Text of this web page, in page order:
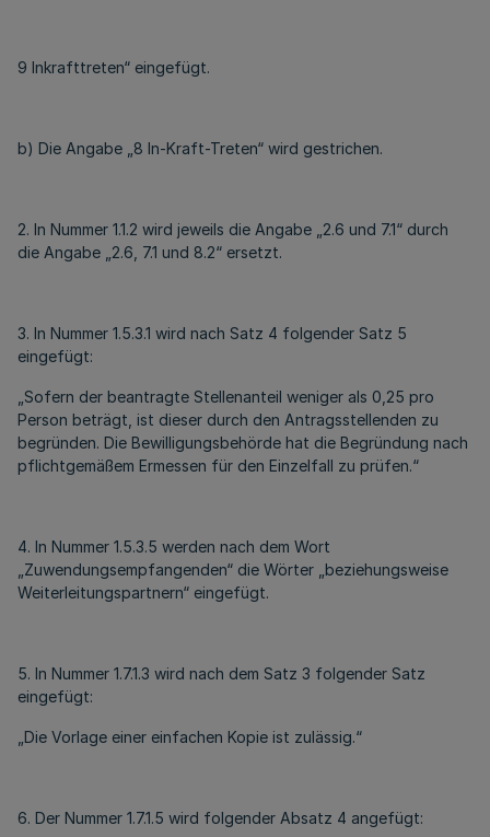
9 Inkrafttreten“ eingefügt.
b) Die Angabe „8 In-Kraft-Treten“ wird gestrichen.
2. In Nummer 1.1.2 wird jeweils die Angabe „2.6 und 7.1“ durch
die Angabe „2.6, 7.1 und 8.2“ ersetzt.
3. In Nummer 1.5.3.1 wird nach Satz 4 folgender Satz 5
eingefügt:
„Sofern der beantragte Stellenanteil weniger als 0,25 pro
Person beträgt, ist dieser durch den Antragsstellenden zu
begründen. Die Bewilligungsbehörde hat die Begründung nach
pflichtgemäßem Ermessen für den Einzelfall zu prüfen.“
4. In Nummer 1.5.3.5 werden nach dem Wort
„Zuwendungsempfangenden“ die Wörter „beziehungsweise
Weiterleitungspartnern“ eingefügt.
5. In Nummer 1.7.1.3 wird nach dem Satz 3 folgender Satz
eingefügt:
„Die Vorlage einer einfachen Kopie ist zulässig.“
6. Der Nummer 1.7.1.5 wird folgender Absatz 4 angefügt: